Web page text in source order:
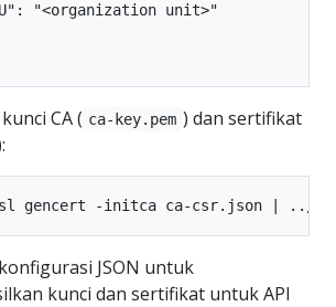
"<organization unit>"
CA ( ca-key.pem ) dan sertifikat
konfigurasi JSON untuk
kunci dan sertifikat untuk API